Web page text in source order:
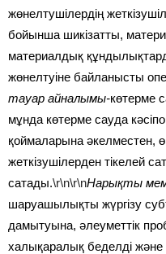
жөнелтушілердің
бойынша шикізатты,
материалдық
жөнелтуіне байланысты
тауар айналымы-көтерме
мұнда көтерме сауда
қоймаларына әкелместен,
жеткізушілерден тікелей
сатады.\r\n\r\nНарықты
шаруашылықты жүргізу
дамытуына, әлеуметтік
халықаралық беделді